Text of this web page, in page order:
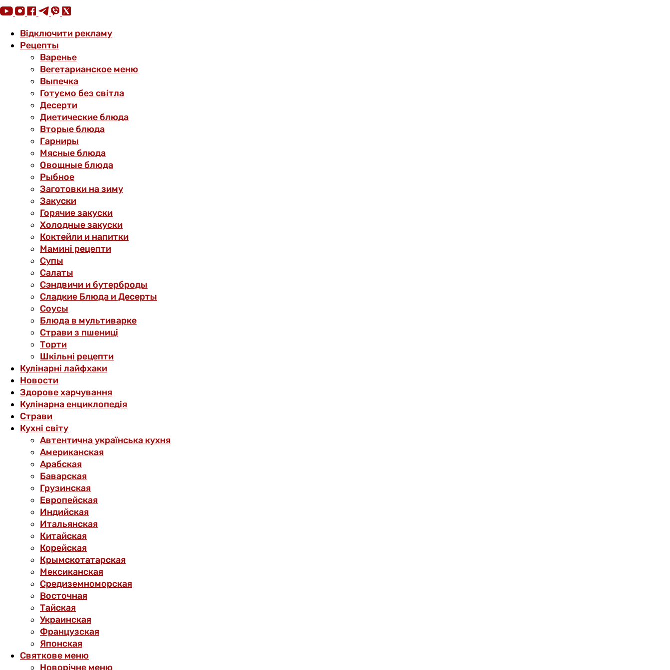
Відключити рекламу
Рецепты
Варенье
Вегетарианское меню
Выпечка
Готуємо без світла
Десерти
Диетические блюда
Вторые блюда
Гарниры
Мясные блюда
Овощные блюда
Рыбное
Заготовки на зиму
Закуски
Горячие закуски
Холодные закуски
Коктейли и напитки
Мамині рецепти
Супы
Салаты
Сэндвичи и бутерброды
Сладкие Блюда и Десерты
Соусы
Блюда в мультиварке
Страви з пшениці
Торти
Шкільні рецепти
Кулінарні лайфхаки
Новости
Здорове харчування
Кулінарна енциклопедія
Страви
Кухні світу
Автентична українська кухня
Американская
Арабская
Баварская
Грузинская
Европейская
Индийская
Итальянская
Китайская
Корейская
Крымскотатарская
Мексиканская
Средиземноморская
Восточная
Тайская
Украинская
Французская
Японская
Святкове меню
Новорічне меню